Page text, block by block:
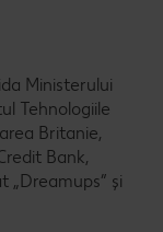
Ministerului
Tehnologiile
Britanie,
Bank,
și